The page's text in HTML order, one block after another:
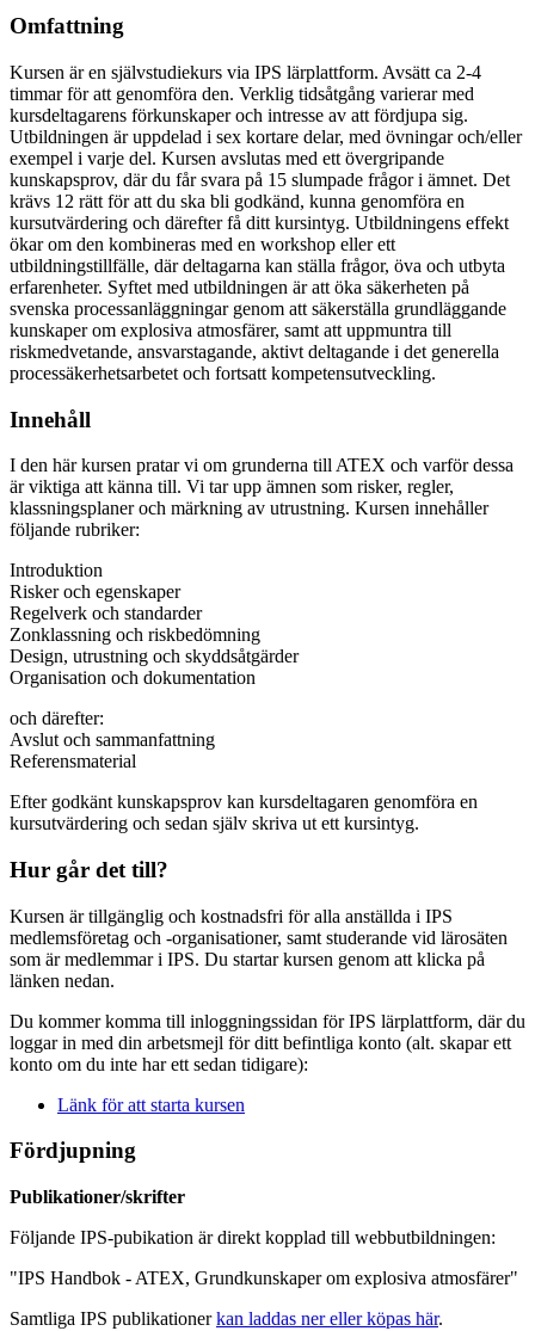
Omfattning
Kursen är en självstudiekurs via IPS lärplattform. Avsätt ca 2-4
timmar för att genomföra den. Verklig tidsåtgång varierar med
kursdeltagarens förkunskaper och intresse av att fördjupa sig.
Utbildningen är uppdelad i sex kortare delar, med övningar och/eller
exempel i varje del. Kursen avslutas med ett övergripande
kunskapsprov, där du får svara på 15 slumpade frågor i ämnet. Det
krävs 12 rätt för att du ska bli godkänd, kunna genomföra en
kursutvärdering och därefter få ditt kursintyg. Utbildningens effekt
ökar om den kombineras med en workshop eller ett
utbildningstillfälle, där deltagarna kan ställa frågor, öva och utbyta
erfarenheter. Syftet med utbildningen är att öka säkerheten på
svenska processanläggningar genom att säkerställa grundläggande
kunskaper om explosiva atmosfärer, samt att uppmuntra till
riskmedvetande, ansvarstagande, aktivt deltagande i det generella
processäkerhetsarbetet och fortsatt kompetensutveckling.
Innehåll
I den här kursen pratar vi om grunderna till ATEX och varför dessa
är viktiga att känna till. Vi tar upp ämnen som risker, regler,
klassningsplaner och märkning av utrustning. Kursen innehåller
följande rubriker:
Introduktion
Risker och egenskaper
Regelverk och standarder
Zonklassning och riskbedömning
Design, utrustning och skyddsåtgärder
Organisation och dokumentation
och därefter:
Avslut och sammanfattning
Referensmaterial
Efter godkänt kunskapsprov kan kursdeltagaren genomföra en
kursutvärdering och sedan själv skriva ut ett kursintyg.
Hur går det till?
Kursen är tillgänglig och kostnadsfri för alla anställda i IPS
medlemsföretag och -organisationer, samt studerande vid lärosäten
som är medlemmar i IPS. Du startar kursen genom att klicka på
länken nedan.
Du kommer komma till inloggningssidan för IPS lärplattform, där du
loggar in med din arbetsmejl för ditt befintliga konto (alt. skapar ett
konto om du inte har ett sedan tidigare):
Länk för att starta kursen
Fördjupning
Publikationer/skrifter
Följande IPS-pubikation är direkt kopplad till webbutbildningen:
"IPS Handbok - ATEX, Grundkunskaper om explosiva atmosfärer"
Samtliga IPS publikationerkan laddas ner eller köpas här.